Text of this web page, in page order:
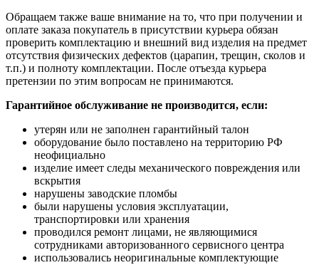
Обращаем также ваше внимание на то, что при получении и
оплате заказа покупатель в присутствии курьера обязан
проверить комплектацию и внешний вид изделия на предмет
отсутствия физических дефектов (царапин, трещин, сколов и
т.п.) и полноту комплектации. После отъезда курьера
претензии по этим вопросам не принимаются.
Гарантийное обслуживание не производится, если:
утерян или не заполнен гарантийный талон
оборудование было поставлено на территорию РФ
неофициально
изделие имеет следы механического повреждения или
вскрытия
нарушены заводские пломбы
были нарушены условия эксплуатации,
транспортировки или хранения
проводился ремонт лицами, не являющимися
сотрудниками авторизованного сервисного центра
использовались неоригинальные комплектующие